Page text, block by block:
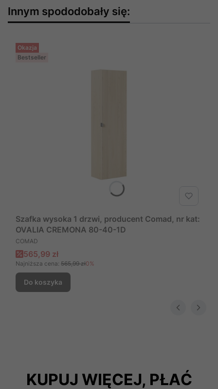
Innym spododobały się:
Okazja
Bestseller
Szafka wysoka 1 drzwi, producent Comad, nr kat:
OVALIA CREMONA 80-40-1D
PRODUCENT
COMAD
Cena promocyjna
565,99 zł
Najniższa cena: 565,99 zł0%
Do koszyka
KUPUJ WIĘCEJ, PŁAĆ